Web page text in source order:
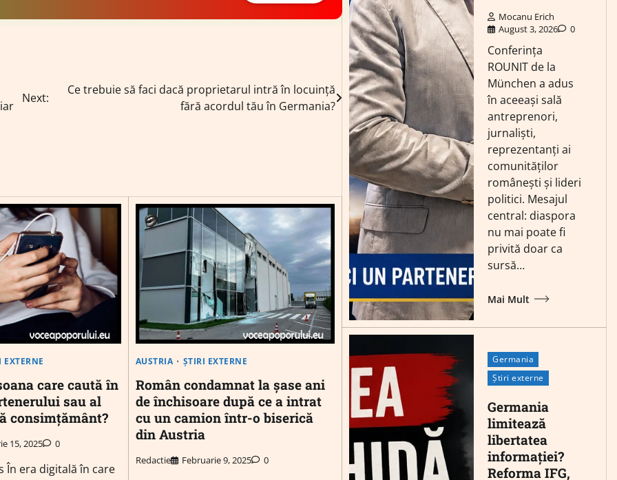
Next:
Ce trebuie să faci dacă proprietarul intră în locuință
fără acordul tău în Germania?
EXTERNE
care caută în
sau al
consimțământ?
15, 2025 0
În era digitală în care
AUSTRIA ȘTIRI EXTERNE
Român condamnat la şase ani
de închisoare după ce a intrat
cu un camion într-o biserică
din Austria
Redactie Februarie 9, 2025 0
Mocanu Erich
August 3, 2026
0
Conferința
ROUNIT de la
München a adus
în aceeași sală
antreprenori,
jurnaliști,
reprezentanți ai
comunităților
românești și lideri
politici. Mesajul
central: diaspora
nu mai poate fi
privită doar ca
sursă…
Mai Mult
Germania
Știri externe
Germania
limitează
libertatea
informației?
Reforma IFG,